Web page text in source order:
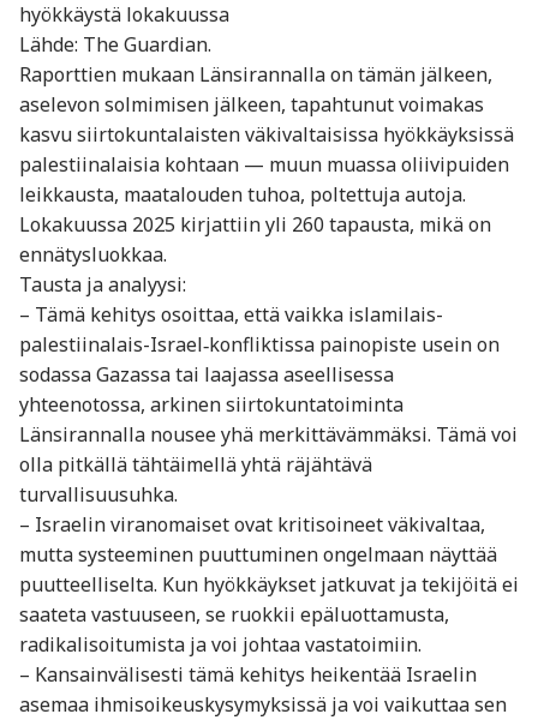
hyökkäystä lokakuussa
Lähde: The Guardian.
Raporttien mukaan Länsirannalla on tämän jälkeen,
aselevon solmimisen jälkeen, tapahtunut voimakas
kasvu siirtokuntalaisten väkivaltaisissa hyökkäyksissä
palestiinalaisia kohtaan — muun muassa oliivipuiden
leikkausta, maatalouden tuhoa, poltettuja autoja.
Lokakuussa 2025 kirjattiin yli 260 tapausta, mikä on
ennätysluokkaa.
Tausta ja analyysi:
– Tämä kehitys osoittaa, että vaikka islamilais-
palestiinalais-Israel‐konfliktissa painopiste usein on
sodassa Gazassa tai laajassa aseellisessa
yhteenotossa, arkinen siirtokuntatoiminta
Länsirannalla nousee yhä merkittävämmäksi. Tämä voi
olla pitkällä tähtäimellä yhtä räjähtävä
turvallisuusuhka.
– Israelin viranomaiset ovat kritisoineet väkivaltaa,
mutta systeeminen puuttuminen ongelmaan näyttää
puutteelliselta. Kun hyökkäykset jatkuvat ja tekijöitä ei
saateta vastuuseen, se ruokkii epäluottamusta,
radikalisoitumista ja voi johtaa vastatoimiin.
– Kansainvälisesti tämä kehitys heikentää Israelin
asemaa ihmisoikeuskysymyksissä ja voi vaikuttaa sen